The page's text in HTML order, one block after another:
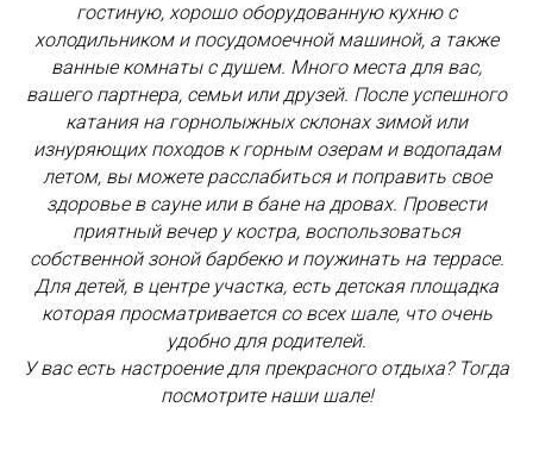
гостиную, хорошо оборудованную кухню с
холодильником и посудомоечной машиной, а также
ванные комнаты с душем. Много места для вас,
вашего партнера, семьи или друзей. После успешного
катания на горнолыжных склонах зимой или
изнуряющих походов к горным озерам и водопадам
летом, вы можете расслабиться и поправить свое
здоровье в сауне или в бане на дровах. Провести
приятный вечер у костра, воспользоваться
собственной зоной барбекю и поужинать на террасе.
Для детей, в центре участка, есть детская площадка
которая просматривается со всех шале, что очень
удобно для родителей.
У вас есть настроение для прекрасного отдыха? Тогда
посмотрите наши шале!